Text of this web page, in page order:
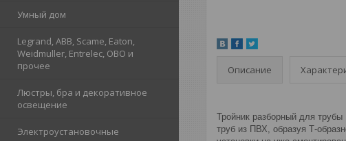
Умный дом
Legrand, ABB, Scame, Eaton,
Weidmuller, Entrelec, OBO и
прочее
Люстры, бра и декоративное
освещение
Электроустановочные
Описание
Тройник разборный для
труб из ПВХ, образуя Т-